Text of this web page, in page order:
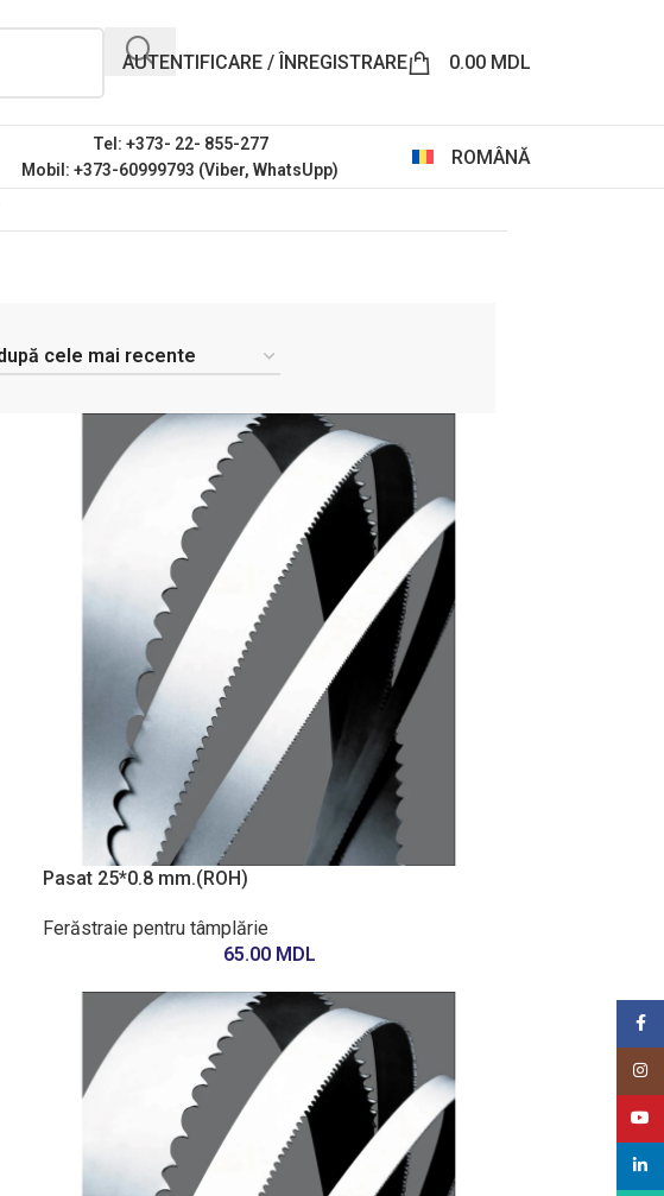
AUTENTIFICARE / ÎNREGISTRARE 0.00 MDL
Tel: +373- 22- 855-277
Mobil: +373-60999793 (Viber, WhatsUpp)
ROMÂNĂ
Pasat 25*0.8 mm.(ROH)
Ferăstraie pentru tâmplărie
65.00 MDL